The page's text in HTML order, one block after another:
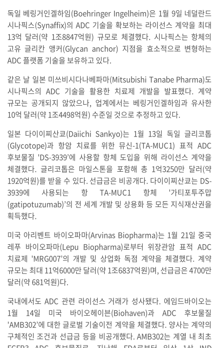
독일 베링거인겔하임(Boehringer Ingelheim)은 1월 9일 네덜란드
시나픽스(Synaffix)의 ADC 기술을 확보하는 라이선스 계약을 최대
13억 달러(약 1조8847억원) 규모로 체결했다. 시나픽스는 항체의
고유 글리칸 앵커(Glycan anchor) 지점을 효소적으로 변형하는
ADC 플랫폼 기술을 보유하고 있다.
같은 날 일본 미쓰비시다나베파마(Mitsubishi Tanabe Pharma)도
시나픽스의 ADC 기술을 활용한 치료제 개발을 발표했다. 계약
규모는 공개되지 않았으나, 업계에서는 베링거인겔하임과 유사한
10억 달러(약 1조4498억원) 수준일 것으로 추정하고 있다.
일본 다이이찌산쿄(Daiichi Sankyo)는 1월 13일 독일 글리코톱
(Glycotope)과 항암 치료를 위한 뮤신-1(TA-MUC1) 표적 ADC
후보물질 'DS-3939’에 사용할 항체 도입을 위해 라이선스 계약을
체결했다. 글리코톱은 마일스톤을 포함해 총 1억3250만 달러(약
1920억원)를 받을 수 있다. 선급금은 비공개다. 다이이찌산쿄는 DS-
3939에 사용되는 항 TA-MUC1 항체 '가티포투주맙
(gatipotuzumab)’의 전 세계 개발 및 상용화 등 모든 지식재산권을
획득했다.
미국 아리벤트 바이오파마(Arvinas Biopharma)는 1월 21일 중국
레푸 바이오파마(Lepu Biopharma)로부터 위장관암 표적 ADC
치료제 'MRG007’의 개발 및 상업화 독점 계약을 체결했다. 계약
규모는 최대 11억6000만 달러(약 1조6837억원)며, 선급금은 4700만
달러(약 681억원)다.
국내에서도 ADC 관련 라이선스 거래가 성사됐다. 에임드바이오는
1월 14일 미국 바이오헤이븐(Biohaven)과 ADC 후보물질
'AMB302’에 대한 글로벌 기술이전 계약을 체결했다. 양사는 계약의
구체적인 조건과 선급금 등을 비공개했다. AMB302는 계열 내 최초